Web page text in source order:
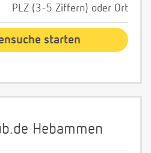
PLZ (3-5 Ziffern) oder Ort
Hebammen